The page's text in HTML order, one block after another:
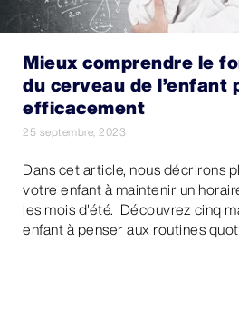
Mieux comprendre le
du cerveau de l’enfant
efficacement
25 septembre, 2023
Dans cet article, nous décrirons
votre enfant à maintenir un
les mois d'été. Découvrez cinq
enfant à penser aux routines